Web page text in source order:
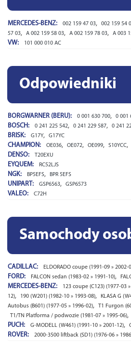
MERCEDES-BENZ: 002 159 47 03, 002 159 54
57 03, A 002 159 58 03, A 002 159 78 03, A 003
VW: 101 000 010 AC
Odpowiedniki
BORGWARNER (BERU): 0 001 630 700, 0 001
BOSCH: 0 241 225 542, 0 241 229 587, 0 241
BRISK: G17Y, G17YC
CHAMPION: OE036, OE072, OE099, S10YCC,
DENSO: T20EXU
EYQUEM: RC52LJS
NGK: BP5EFS, BPR 5EFS
UNIPART: GSP6563, GSP6573
VALEO: C72H
Samochody
CADILLAC: ELDORADO coupe (1991-09 » 2002-
FORD: FALCON sedan (1983-02 » 1991-10),
MERCEDES-BENZ: 123 coupe (C123) (1977-03
12), 190 (W201) (1982-10 » 1993-08), KLASA G
Autobus (B601) (1977-05 » 1996-02), T1 Furgon
T1/TN Platforma / podwozie (1981-07 » 1995-06),
PUCH: G-MODELL (W461) (1991-10 » 2001-12),
ROVER: 2000-3500 liftback (SD1) (1976-06 »